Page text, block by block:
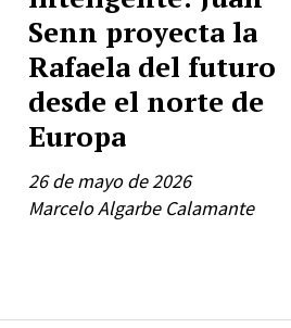
Senn proyecta la
Rafaela del futuro
desde el norte de
Europa
Marcelo Algarbe Calamante
26 de mayo de 2026